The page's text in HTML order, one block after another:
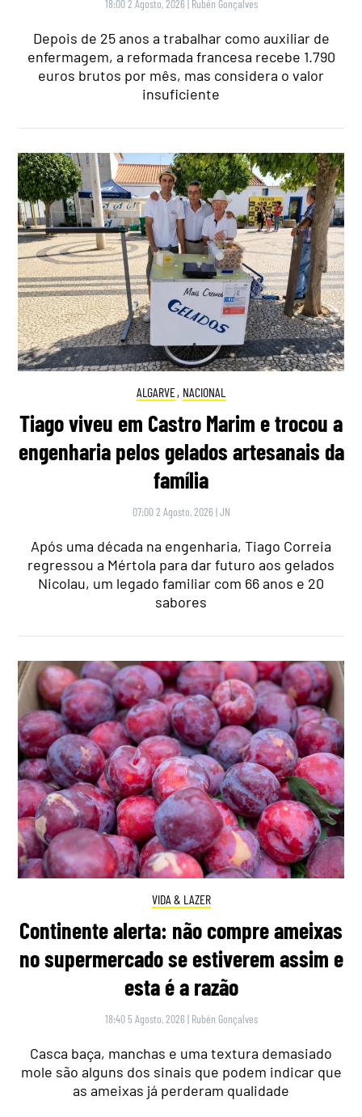
18:00 2 Agosto, 2026 Rubén Gonçalves
Depois de 25 anos a trabalhar como auxiliar de
enfermagem, a reformada francesa recebe 1.790
euros brutos por mês, mas considera o valor
insuficiente
ALGARVE, NACIONAL
Tiago viveu em Castro Marim e trocou a
engenharia pelos gelados artesanais da
família
07:00 2 Agosto, 2026 |JN
Após uma década na engenharia, Tiago Correia
regressou a Mértola para dar futuro aos gelados
Nicolau, um legado familiar com 66 anos e 20
sabores
VIDA & LAZER
Continente alerta: não compre ameixas
no supermercado se estiverem assim e
esta é a razão
18:40 5 Agosto, 2026 | Rubén Gonçalves
Casca baça, manchas e uma textura demasiado
mole são alguns dos sinais que podem indicar que
as ameixas já perderam qualidade